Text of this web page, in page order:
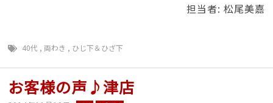
担当者: 松尾美嘉
40代 ,両わき , ひじ下＆ひざ下
お客様の声♪津店